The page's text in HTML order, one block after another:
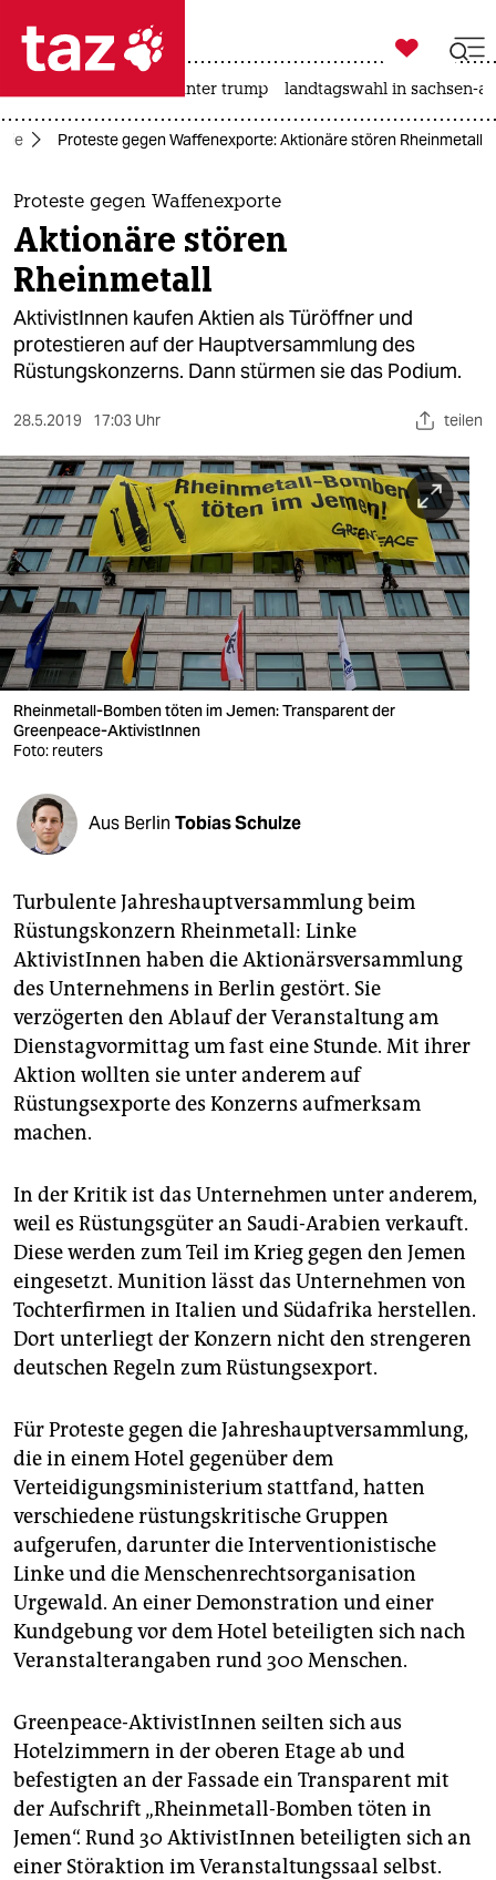
 taz zahl ich
taz zahl ich
themen
politik
öko
gesellschaft
sport
berlin
nord
wahrheit
verlag
verlag
veranstaltungen
fragen & hilfe
abo
genossenschaft
epaper login

taz zahl ich
usa unter trump landtagswahl in sachsen-
Proteste gegen Waffenexporte: Aktionäre stören Rheinmetall
Proteste gegen Waffenexporte
Aktionäre stören
Rheinmetall
AktivistInnen kaufen Aktien als Türöffner und
protestieren auf der Hauptversammlung des
Rüstungskonzerns. Dann stürmen sie das Podium.
28.5.2019 17:03 Uhr teilen
Rheinmetall-Bomben töten im Jemen: Transparent der
Greenpeace-AktivistInnen
Foto: reuters
Aus Berlin Tobias Schulze
Turbulente Jahreshauptversammlung beim
Rüstungskonzern Rheinmetall: Linke
AktivistInnen haben die Aktionärsversammlung
des Unternehmens in Berlin gestört. Sie
verzögerten den Ablauf der Veranstaltung am
Dienstagvormittag um fast eine Stunde. Mit ihrer
Aktion wollten sie unter anderem auf
Rüstungsexporte des Konzerns aufmerksam
machen.
In der Kritik ist das Unternehmen unter anderem,
weil es Rüstungsgüter an Saudi-Arabien verkauft.
Diese werden zum Teil im Krieg gegen den Jemen
eingesetzt. Munition lässt das Unternehmen von
Tochterfirmen in Italien und Südafrika herstellen.
Dort unterliegt der Konzern nicht den strengeren
deutschen Regeln zum Rüstungsexport.
Für Proteste gegen die Jahres­hauptversammlung,
die in einem Hotel gegenüber dem
Verteidigungsministerium stattfand, hatten
verschiedene rüstungskritische Gruppen
aufgerufen, darunter die Interventionistische
Linke und die Menschenrechtsorganisation
Urgewald. An einer Demonstration und einer
Kundgebung vor dem Hotel beteiligten sich nach
Veranstalterangaben rund 300 Menschen.
Greenpeace-AktivistInnen seilten sich aus
Hotelzimmern in der oberen Etage ab und
befestigten an der Fassade ein Transparent mit
der Aufschrift „Rheinmetall-Bomben töten in
Jemen“. Rund 30 AktivistInnen beteiligten sich an
einer Störaktion im Veranstaltungssaal selbst.